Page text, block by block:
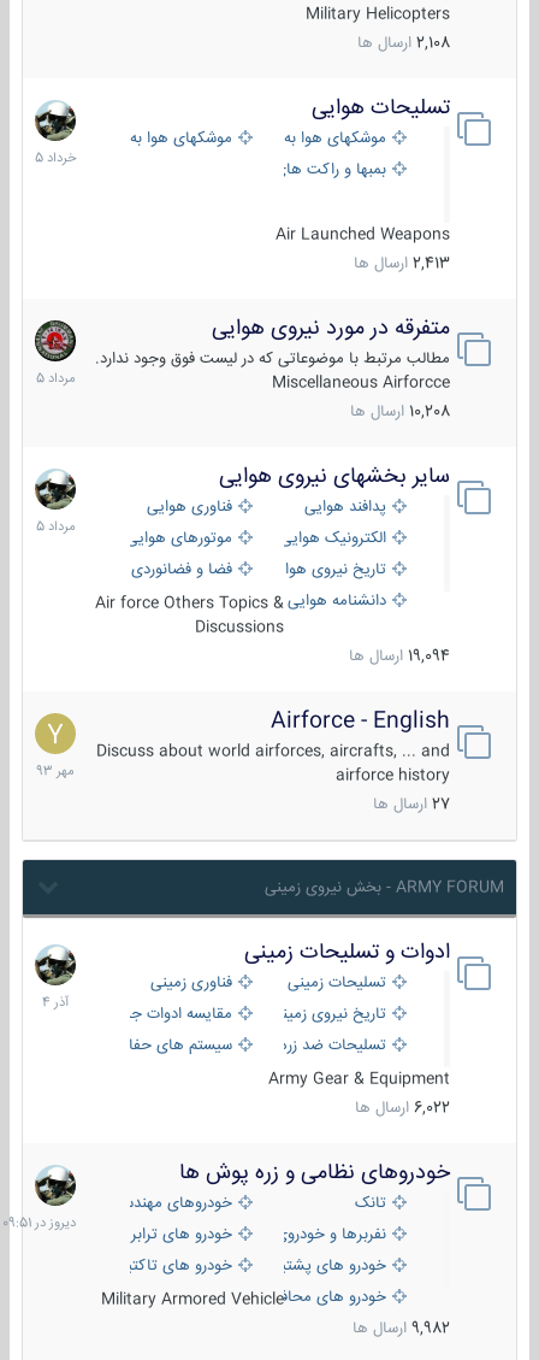
Military Helicopters
2,108 ارسال ها
تسلیحات هوایی
موشکهای هوا به هوا
موشکهای هوا به سطح
بمبها و راکت های هوایی
Air Launched Weapons
2,413 ارسال ها
30
خرداد
1405
متفرقه در مورد نیروی هوایی
مطالب مرتبط با موضوعاتی که در لیست فوق وجود ندارد.
Miscellaneous Airforcce
10,208 ارسال ها
7
مرداد
1405
سایر بخشهای نیروی هوایی
پدافند هوایی
فناوری هوایی
الکترونیک هوایی
موتورهای هوایی
تاریخ نیروی هوایی
فضا و فضانوردی
دانشنامه هواییAir force Others Topics &
Discussions
19,094 ارسال ها
2
مرداد
1405
Airforce - English
Discuss about world airforces, aircrafts, ... and
airforce history
27 ارسال ها
15
مهر
1393
ARMY FORUM - بخش نیروی زمینی
ادوات و تسلیحات زمینی
تسلیحات زمینی
فناوری زمینی
تاریخ نیروی زمینی
مقایسه ادوات جنگی
تسلیحات ضد زره
سیستم های حفاظت فعال
Army Gear & Equipment
6,022 ارسال ها
21
آذر
1404
خودروهای نظامی و زره پوش ها
تانک
خودروهای مهندسی
نفربرها و خودروی های رزمی پیاده نظام
خودرو های ترابری نظامی
خودرو های پشتیبانی آتش ، شناسایی و ضد تانک
خودرو های تاکتیکی نظامی
خودرو های محافظت شدهMilitary Armored Vehicle
9,982 ارسال ها
دیروز
در
09:51